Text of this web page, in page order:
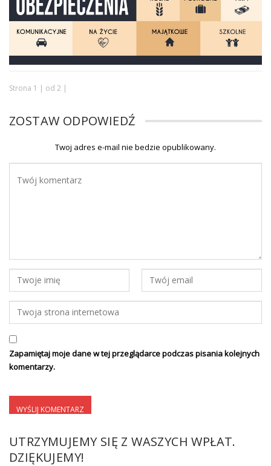
Strona 1 | od 2 |
ZOSTAW ODPOWIEDŹ
Twoj adres e-mail nie bedzie opublikowany.
Zapamiętaj moje dane w tej przeglądarce podczas pisania kolejnych
komentarzy.
UTRZYMUJEMY SIĘ Z WASZYCH WPŁAT.
DZIĘKUJEMY!